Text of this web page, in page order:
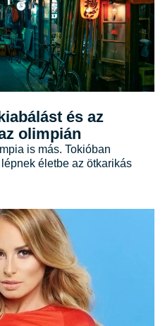
és az
olimpián
is más. Tokióban
életbe az ötkarikás